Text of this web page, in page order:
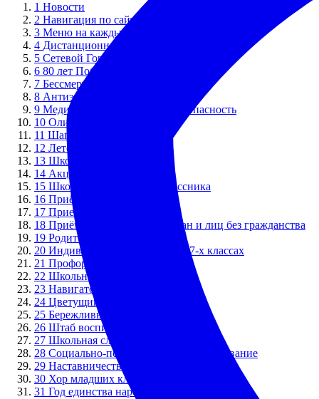
1 Новости
2 Навигация по сайту
3 Меню на каждый день
4 Дистанционное обучение
5 Сетевой Город. Образование
6 80 лет Победы!
7 Бессмертный полк
8 Антиэкстремизм
9 Медиабезопасность Кибербезопасность
10 Олимпиады
11 Шаг в будущее в лицее
12 Лето
13 Школьный лагерь
14 Акции
15 Школа будущего первоклассника
16 Приём в первый класс
17 Прием в 8 и 10 классы
18 Приём иностранных граждан и лиц без гражданства
19 Родителям и обучающимся
20 Индивидуальные проекты в 7-х классах
21 Профориентация
22 Школьный спортивный клуб
23 Навигаторы Детства. РДДМ
24 Цветущий город
25 Бережливые технологии
26 Штаб воспитательной работы
27 Школьная служба примирения
28 Социально-психологическое тестирование
29 Наставничество
30 Хор младших классов "ПЕРЕМЕНКА"
31 Год единства народов России